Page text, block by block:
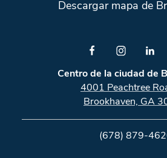
Descargar mapa de
Centro de la ciudad de
4001 Peachtree
Brookhaven, GA
(678) 879-